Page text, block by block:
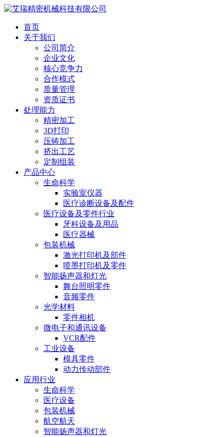
首页
关于我们
公司简介
企业文化
核心竞争力
合作模式
质量管理
资质证书
处理能力
精密加工
3D打印
压铸加工
挤出工艺
定制组装
产品中心
生命科学
实验室仪器
医疗诊断设备及配件
医疗设备及零件行业
牙科设备及用品
医疗器械
包装机械
激光打印机及部件
喷墨打印机及零件
智能扬声器和灯光
舞台照明零件
音频零件
光学材料
零件相机
微电子和通讯设备
VCR配件
工业设备
模具零件
动力传动部件
应用行业
生命科学
医疗设备
包装机械
航空航天
智能扬声器和灯光